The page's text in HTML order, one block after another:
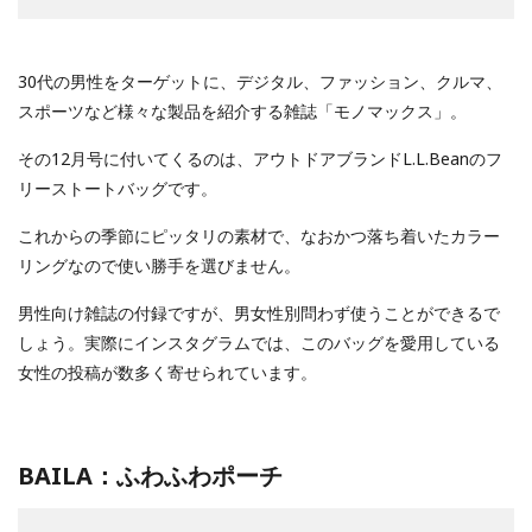
30代の男性をターゲットに、デジタル、ファッション、クルマ、
スポーツなど様々な製品を紹介する雑誌「モノマックス」。
その12月号に付いてくるのは、アウトドアブランドL.L.Beanのフ
リーストートバッグです。
これからの季節にピッタリの素材で、なおかつ落ち着いたカラー
リングなので使い勝手を選びません。
男性向け雑誌の付録ですが、男女性別問わず使うことができるで
しょう。実際にインスタグラムでは、このバッグを愛用している
女性の投稿が数多く寄せられています。
BAILA：ふわふわポーチ